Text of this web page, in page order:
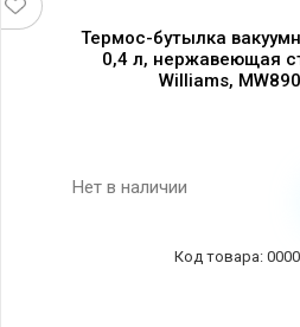
Термос-бутылка
0,4 л, нержавеющая
Williams,
Нет в наличии